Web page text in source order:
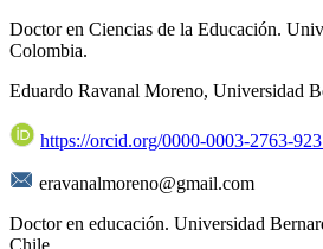
Doctor en Ciencias de la Educación.
Colombia.
Eduardo Ravanal Moreno, Universidad
https://orcid.org/0000-0003-2763-
eravanalmoreno@gmail.com
Doctor en educación. Universidad
Chile.